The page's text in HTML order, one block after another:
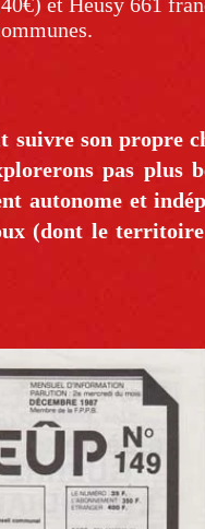
suivre son propre
pas plus
autonome et
(dont le